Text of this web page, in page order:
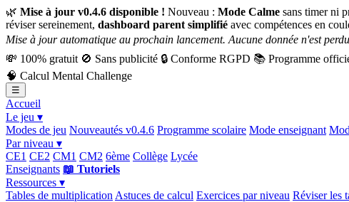
🌿 Mise à jour v0.4.6 disponible ! Nouveau : Mode Calme sans timer ni
réviser sereinement, dashboard parent simplifié avec compétences en
Mise à jour automatique au prochain lancement. Aucune donnée n'est
💸 100% gratuit 🚫 Sans publicité 🔒 Conforme RGPD 📚 Programme
🧠 Calcul Mental Challenge
☰
Accueil
Le jeu ▾
Modes de jeu Nouveautés v0.4.6 Programme scolaire Mode enseignant
Par niveau ▾
CE1 CE2 CM1 CM2 6ème Collège Lycée
Enseignants 📖 Tutoriels
Ressources ▾
Tables de multiplication Astuces de calcul Exercices par niveau Réviser les